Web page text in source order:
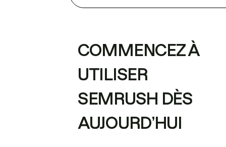
COMMENCEZ À
UTILISER
SEMRUSH DÈS
AUJOURD’HUI